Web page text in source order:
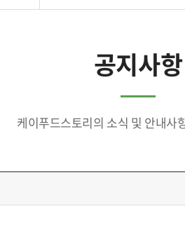
공지사항
케이푸드스토리의 소식 및 안내사